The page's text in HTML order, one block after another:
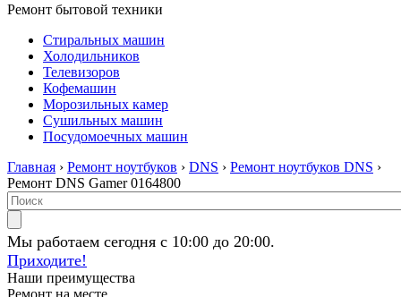
Ремонт бытовой техники
Стиральных машин
Холодильников
Телевизоров
Кофемашин
Морозильных камер
Сушильных машин
Посудомоечных машин
Главная › Ремонт ноутбуков › DNS › Ремонт ноутбуков DNS ›
Ремонт DNS Gamer 0164800
Мы работаем сегодня с 10:00 до 20:00.
Приходите!
Наши преимущества
Ремонт на месте